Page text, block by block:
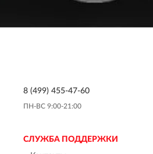
8 (499) 455-47-60
ПН-ВС 9:00-21:00
СЛУЖБА ПОДДЕРЖКИ